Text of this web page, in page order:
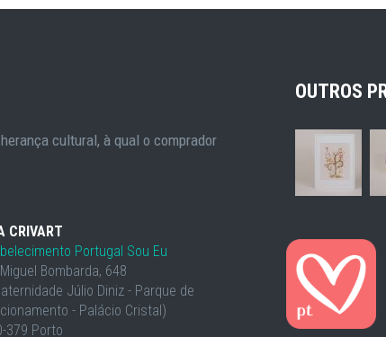
cultural, à qual o comprador
CRIVART
Portugal Sou Eu
Bombarda, 648
Júlio Diniz - Parque de
- Palácio Cristal)
379 Porto
OUTROS